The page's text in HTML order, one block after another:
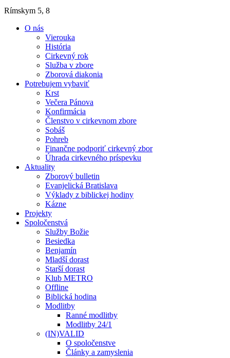
Rímskym 5, 8
O nás
Vierouka
História
Cirkevný rok
Služba v zbore
Zborová diakonia
Potrebujem vybaviť
Krst
Večera Pánova
Konfirmácia
Členstvo v cirkevnom zbore
Sobáš
Pohreb
Finančne podporiť cirkevný zbor
Úhrada cirkevného príspevku
Aktuality
Zborový bulletin
Evanjelická Bratislava
Výklady z biblickej hodiny
Kázne
Projekty
Spoločenstvá
Služby Božie
Besiedka
Benjamín
Mladší dorast
Starší dorast
Klub METRO
Offline
Biblická hodina
Modlitby
Ranné modlitby
Modlitby 24/1
(IN)VALID
O spoločenstve
Články a zamyslenia